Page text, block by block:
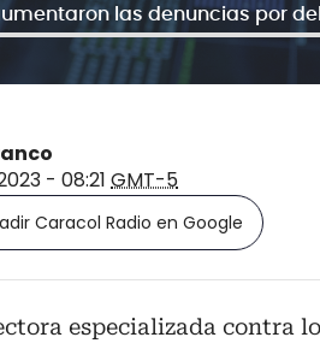
las denuncias por
- 08:21 GMT-5
Caracol Radio en Google
especializada contra